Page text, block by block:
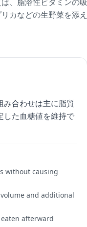
カなどの生野菜を添え
み合わせは主に脂質
した血糖値を維持で
without causing
and additional
afterward